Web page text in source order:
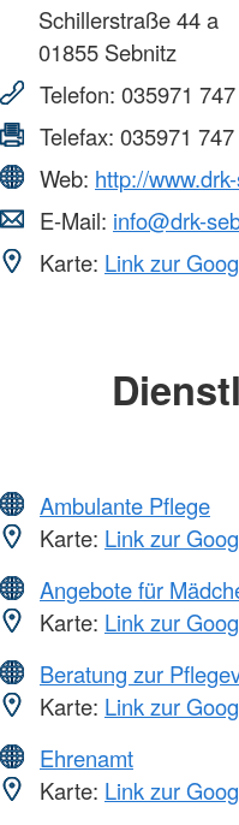
Schillerstraße 44 a
01855 Sebnitz
Telefon: 035971
Telefax: 035971
Web: http://
E-Mail: info@drk-
Karte: Link zur
Ambulante Pflege
Karte: Link zur
Angebote für
Karte: Link zur
Beratung zur
Karte: Link zur
Ehrenamt
Karte: Link zur